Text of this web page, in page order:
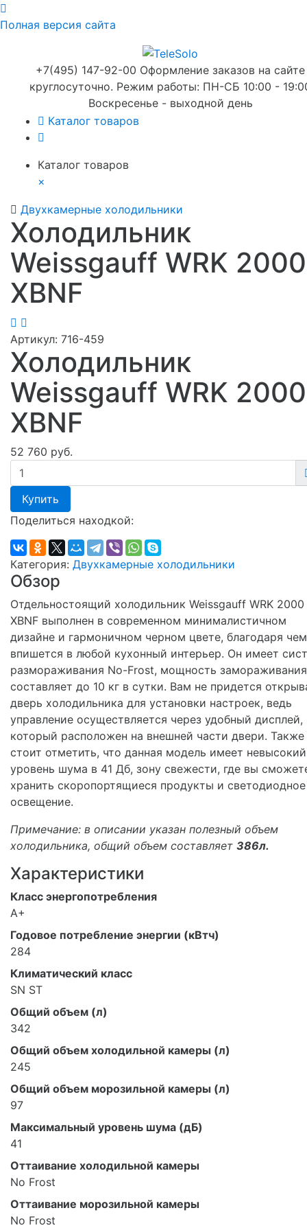
Полная версия сайта
+7(495) 147-92-00 Оформление заказов на сайте
круглосуточно. Режим работы: ПН-СБ 10:00 -
Воскресенье - выходной день
Каталог товаров
Каталог товаров
×
Двухкамерные холодильники
Холодильник
Weissgauff WRK 2000
XBNF
Артикул: 716-459
Холодильник
Weissgauff WRK 2000
XBNF
52 760 руб.
Купить
Поделиться находкой:
Категория: Двухкамерные холодильники
Обзор
Отдельностоящий холодильник Weissgauff WRK 2000
XBNF выполнен в современном минималистичном
дизайне и гармоничном черном цвете, благодаря
впишется в любой кухонный интерьер. Он имеет
размораживания No-Frost, мощность замораживания
составляет до 10 кг в сутки. Вам не придется
дверь холодильника для установки настроек, ведь
управление осуществляется через удобный дисплей,
который расположен на внешней части двери. Также
стоит отметить, что данная модель имеет невысокий
уровень шума в 41 Дб, зону свежести, где вы
хранить скоропортящиеся продукты и светодиодное
освещение.
Примечание: в описании указан полезный объем
холодильника, общий объем составляет 386л.
Характеристики
Класс энергопотребления
A+
Годовое потребление энергии (кВтч)
284
Климатический класс
SN ST
Общий объем (л)
342
Общий объем холодильной камеры (л)
245
Общий объем морозильной камеры (л)
97
Максимальный уровень шума (дБ)
41
Оттаивание холодильной камеры
No Frost
Оттаивание морозильной камеры
No Frost